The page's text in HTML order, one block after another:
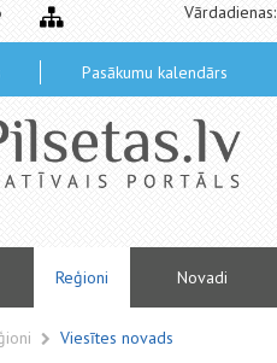
Pasākumu kalendārs
Reģioni Novadi
Viesītes novads